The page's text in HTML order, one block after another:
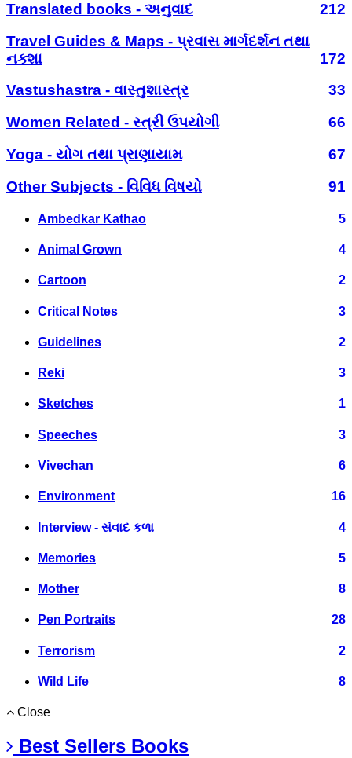
Translated books - અનુવાદ
212
Travel Guides & Maps - પ્રવાસ માર્ગદર્શન તથા
નક્શા
172
Vastushastra - વાસ્તુશાસ્ત્ર
33
Women Related - સ્ત્રી ઉપયોગી
66
Yoga - યોગ તથા પ્રાણાયામ
67
Other Subjects - વિવિધ વિષયો
91
Ambedkar Kathao 5
Animal Grown 4
Cartoon 2
Critical Notes 3
Guidelines 2
Reki 3
Sketches 1
Speeches 3
Vivechan 6
Environment 16
Interview - સંવાદ કળા 4
Memories 5
Mother 8
Pen Portraits 28
Terrorism 2
Wild Life 8
Close
Best Sellers Books